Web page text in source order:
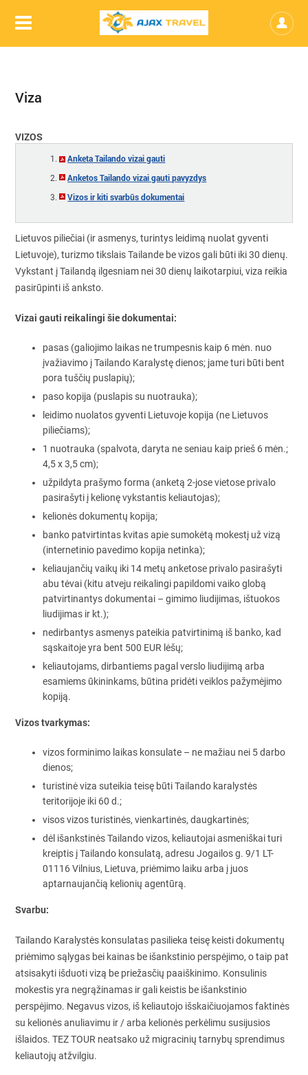
Viza
VIZOS
Anketa Tailando vizai gauti
Anketos Tailando vizai gauti pavyzdys
Vizos ir kiti svarbūs dokumentai
Lietuvos piliečiai (ir asmenys, turintys leidimą nuolat gyventi
Lietuvoje), turizmo tikslais Tailande be vizos gali būti iki 30 dienų.
Vykstant į Tailandą ilgesniam nei 30 dienų laikotarpiui, viza reikia
pasirūpinti iš anksto.
Vizai gauti reikalingi šie dokumentai:
pasas (galiojimo laikas ne trumpesnis kaip 6 mėn. nuo
įvažiavimo į Tailando Karalystę dienos; jame turi būti bent
pora tuščių puslapių);
paso kopija (puslapis su nuotrauka);
leidimo nuolatos gyventi Lietuvoje kopija (ne Lietuvos
piliečiams);
1 nuotrauka (spalvota, daryta ne seniau kaip prieš 6 mėn.;
4,5 x 3,5 cm);
užpildyta prašymo forma (anketą 2-jose vietose privalo
pasirašyti į kelionę vykstantis keliautojas);
kelionės dokumentų kopija;
banko patvirtintas kvitas apie sumokėtą mokestį už vizą
(internetinio pavedimo kopija netinka);
keliaujančių vaikų iki 14 metų anketose privalo pasirašyti
abu tėvai (kitu atveju reikalingi papildomi vaiko globą
patvirtinantys dokumentai – gimimo liudijimas, ištuokos
liudijimas ir kt.);
nedirbantys asmenys pateikia patvirtinimą iš banko, kad
sąskaitoje yra bent 500 EUR lėšų;
keliautojams, dirbantiems pagal verslo liudijimą arba
esamiems ūkininkams, būtina pridėti veiklos pažymėjimo
kopiją.
Vizos tvarkymas:
vizos forminimo laikas konsulate – ne mažiau nei 5 darbo
dienos;
turistinė viza suteikia teisę būti Tailando karalystės
teritorijoje iki 60 d.;
visos vizos turistinės, vienkartinės, daugkartinės;
dėl išankstinės Tailando vizos, keliautojai asmeniškai turi
kreiptis į Tailando konsulatą, adresu Jogailos g. 9/1 LT-
01116 Vilnius, Lietuva, priėmimo laiku arba į juos
aptarnaujančią kelionių agentūrą.
Svarbu:
Tailando Karalystės konsulatas pasilieka teisę keisti dokumentų
priėmimo sąlygas bei kainas be išankstinio perspėjimo, o taip pat
atsisakyti išduoti vizą be priežasčių paaiškinimo. Konsulinis
mokestis yra negrąžinamas ir gali keistis be išankstinio
perspėjimo. Negavus vizos, iš keliautojo išskaičiuojamos faktinės
su kelionės anuliavimu ir / arba kelionės perkėlimu susijusios
išlaidos. TEZ TOUR neatsako už migracinių tarnybų sprendimus
keliautojų atžvilgiu.